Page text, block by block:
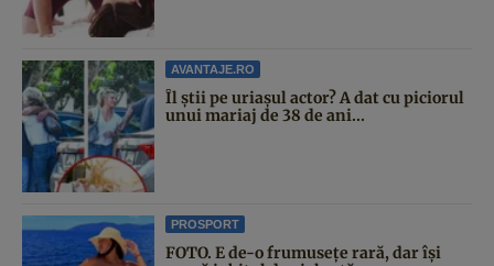
AVANTAJE.RO
Îl știi pe uriașul actor? A dat cu piciorul
unui mariaj de 38 de ani...
PROSPORT
FOTO. E de-o frumusețe rară, dar își